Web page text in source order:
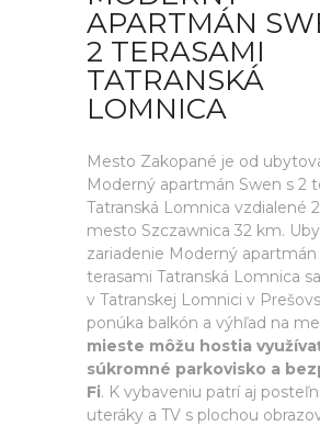
APARTMÁN
2 TERASAMI
TATRANSKÁ
LOMNICA
Mesto Zakopané je od
Moderný apartmán Swen s 2
Tatranská Lomnica vzdialené
mesto Szczawnica 32 km.
zariadenie Moderný apartmán
terasami Tatranská Lomnica
v Tatranskej Lomnici v
ponúka balkón a výhľad na
mieste môžu hostia
súkromné parkovisko a
Fi. K vybaveniu patrí aj
uteráky a TV s plochou